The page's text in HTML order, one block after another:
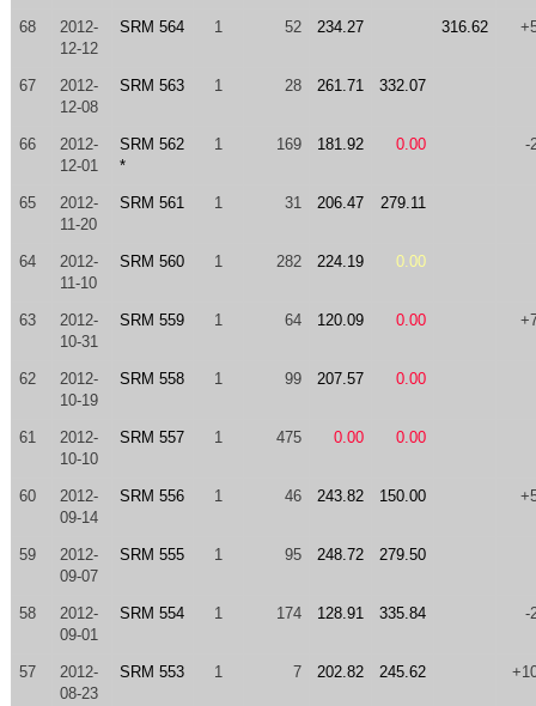
68
2012-
12-12
SRM 564 1 52 234.27 316.62
67
2012-
12-08
SRM 563 1 28 261.71 332.07
66
2012-
12-01
SRM 562
*
1 169 181.92 0.00 -
65
2012-
11-20
SRM 561 1 31 206.47 279.11
64
2012-
11-10
SRM 560 1 282 224.19 0.00
63
2012-
10-31
SRM 559 1 64 120.09 0.00
62
2012-
10-19
SRM 558 1 99 207.57 0.00
61
2012-
10-10
SRM 557 1 475 0.00 0.00
60
2012-
09-14
SRM 556 1 46 243.82 150.00
59
2012-
09-07
SRM 555 1 95 248.72 279.50
58
2012-
09-01
SRM 554 1 174 128.91 335.84 -
57
2012-
08-23
SRM 553 1 7 202.82 245.62